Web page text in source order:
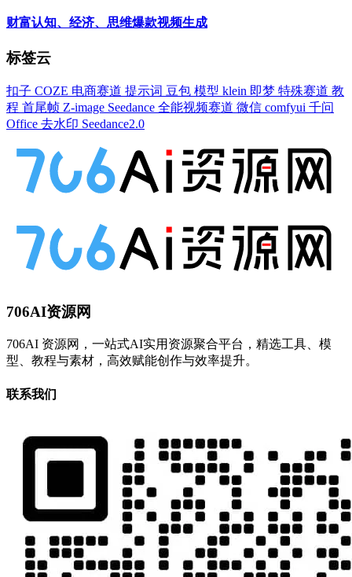
财富认知、经济、思维爆款视频生成
标签云
扣子 COZE 电商赛道 提示词 豆包 模型 klein 即梦 特殊赛道 教
程 首尾帧 Z-image Seedance 全能视频赛道 微信 comfyui 千问
Office 去水印 Seedance2.0
706AI资源网
706AI 资源网，一站式AI实用资源聚合平台，精选工具、模
型、教程与素材，高效赋能创作与效率提升。
联系我们